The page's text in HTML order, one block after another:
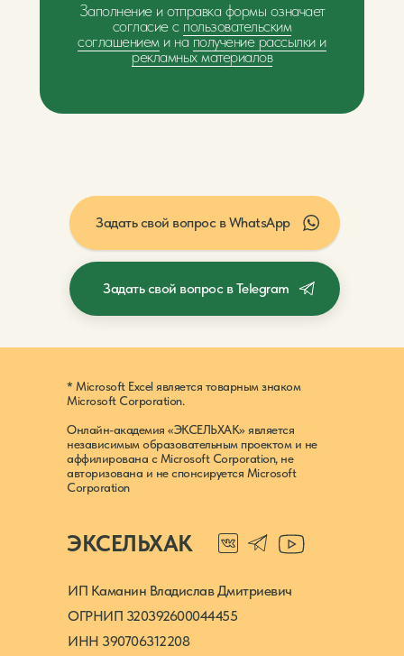
Заполнение и отправка формы означает
согласие с пользовательским
соглашениеми наполучение рассылки и
рекламных материалов
Задать свой вопрос в WhatsApp
Задать свой вопрос в Telegram
* Microsoft Excel является товарным знаком
Microsoft Corporation.
Онлайн-академия «ЭКСЕЛЬХАК» является
независимым образовательным проектом и не
аффилирована с Microsoft Corporation, не
авторизована и не спонсируется Microsoft
Corporation
ЭКСЕЛЬХАК
ИП Каманин Владислав Дмитриевич
ОГРНИП 320392600044455
ИНН 390706312208